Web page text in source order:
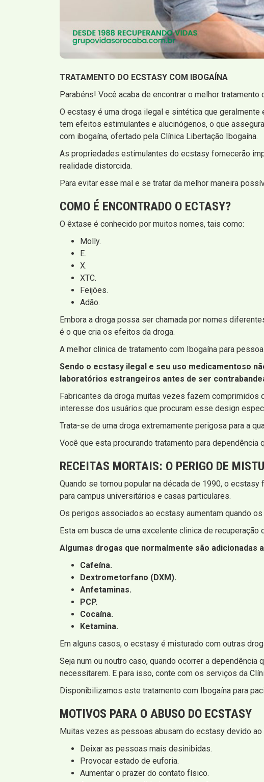
TRATAMENTO DO ECSTASY COM IBOGAÍNA
Parabéns! Você acaba de encontrar o melhor
O ecstasy é uma droga ilegal e sintética que
tem efeitos estimulantes e alucinógenos, o que
com ibogaína, ofertado pela Clínica Libertação Ibogaína.
As propriedades estimulantes do ecstasy fornecerão
realidade distorcida.
Para evitar esse mal e se tratar da melhor maneira
COMO É ENCONTRADO O ECTASY?
O êxtase é conhecido por muitos nomes, tais como:
Molly.
E.
X.
XTC.
Feijões.
Adão.
Embora a droga possa ser chamada por nomes
é o que cria os efeitos da droga.
A melhor clinica de tratamento com Ibogaína para
Sendo o ecstasy ilegal e seu uso medicamentoso
laboratórios estrangeiros antes de ser
Fabricantes da droga muitas vezes fazem comprimidos
interesse dos usuários que procuram esse design
Trata-se de uma droga extremamente perigosa para a
Você que esta procurando tratamento para
RECEITAS MORTAIS: O PERIGO DE
Quando se tornou popular na década de 1990, o
para campus universitários e casas particulares.
Os perigos associados ao ecstasy aumentam quando
Esta em busca de uma excelente clinica de
Algumas drogas que normalmente são adicionadas
Cafeína.
Dextrometorfano (DXM).
Anfetaminas.
PCP.
Cocaína.
Ketamina.
Em alguns casos, o ecstasy é misturado com outras
Seja num ou noutro caso, quando ocorrer a
necessitarem. E para isso, conte com os serviços da
Disponibilizamos este tratamento com Ibogaína para
MOTIVOS PARA O ABUSO DO ECSTASY
Muitas vezes as pessoas abusam do ecstasy devido ao
Deixar as pessoas mais desinibidas.
Provocar estado de euforia.
Aumentar o prazer do contato físico.